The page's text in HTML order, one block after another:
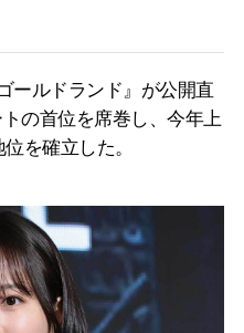
ールドランド』が公開直
の首位を席巻し、今年上
を確立した。